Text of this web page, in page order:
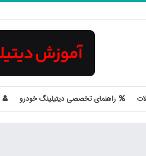
راهنمای تخصصی دیتیلینگ خودرو